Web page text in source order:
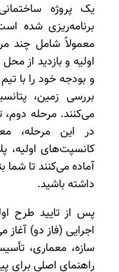
یک پروژه
برنامه‌ریزی‌ شده
معمولاً شامل چند
اولیه و بازدید از
و بودجه خود را با
بررسی زمین،
می‌کنند. مرحله
در این مرحله،
کانسپت‌های اولیه،
آماده می‌کنند تا شما
داشته باشید.
پس از تایید طرح
اجرایی (فاز دو)
سازه، معماری،
راهنمای اصلی برای